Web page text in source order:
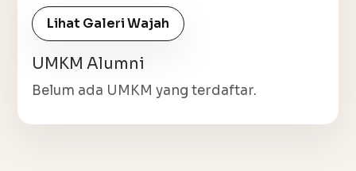
Lihat Galeri Wajah
UMKM Alumni
Belum ada UMKM yang terdaftar.